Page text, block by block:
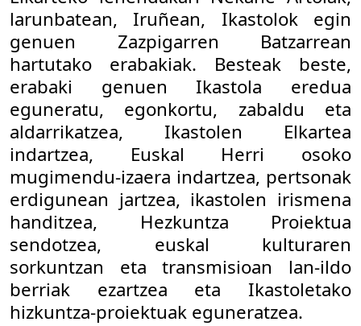
larunbatean, Iruñean, Ikastolok egin
genuen Zazpigarren Batzarrean
hartutako erabakiak. Besteak beste,
erabaki genuen Ikastola eredua
eguneratu, egonkortu, zabaldu eta
aldarrikatzea, Ikastolen Elkartea
indartzea, Euskal Herri osoko
mugimendu-izaera indartzea, pertsonak
erdigunean jartzea, ikastolen irismena
handitzea, Hezkuntza Proiektua
sendotzea, euskal kulturaren
sorkuntzan eta transmisioan lan-ildo
berriak ezartzea eta Ikastoletako
hizkuntza-proiektuak eguneratzea.